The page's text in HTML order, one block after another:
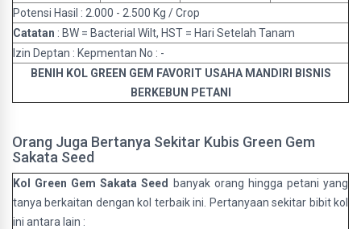
Potensi Hasil : 2.000 - 2.500 Kg / Crop
Catatan : BW = Bacterial Wilt, HST = Hari Setelah Tanam
Izin Deptan : Kepmentan No : -
BENIH KOL GREEN GEM FAVORIT USAHA MANDIRI BISNIS
BERKEBUN PETANI
Orang Juga Bertanya Sekitar Kubis Green Gem
Sakata Seed
Kol Green Gem Sakata Seed
banyak orang hingga petani yang
tanya berkaitan dengan kol terbaik ini. Pertanyaan sekitar bibit kol
ini antara lain :